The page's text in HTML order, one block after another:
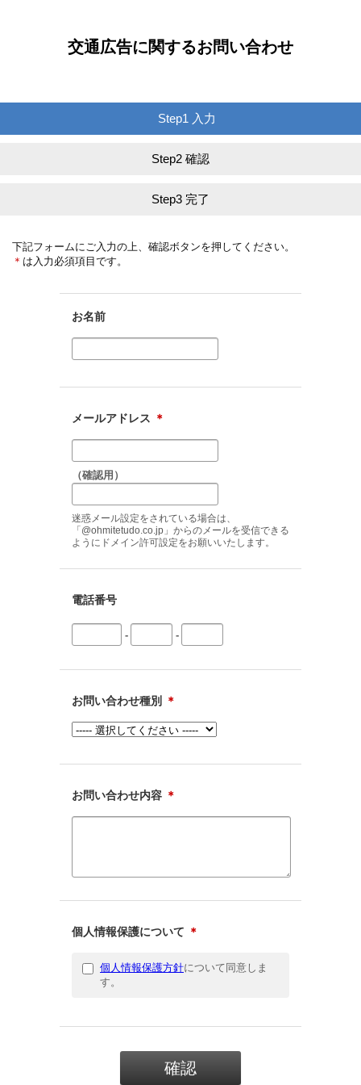
交通広告に関するお問い合わせ
Step1 入力
Step2 確認
Step3 完了
下記フォームにご入力の上、確認ボタンを押してください。
＊ は入力必須項目です。
お名前
メールアドレス ＊
（確認用）
迷惑メール設定をされている場合は、
「@ohmitetudo.co.jp」からのメールを受信できる
ようにドメイン許可設定をお願いいたします。
電話番号
- -
お問い合わせ種別 ＊
お問い合わせ内容 ＊
個人情報保護について ＊
個人情報保護方針について同意しま
す。